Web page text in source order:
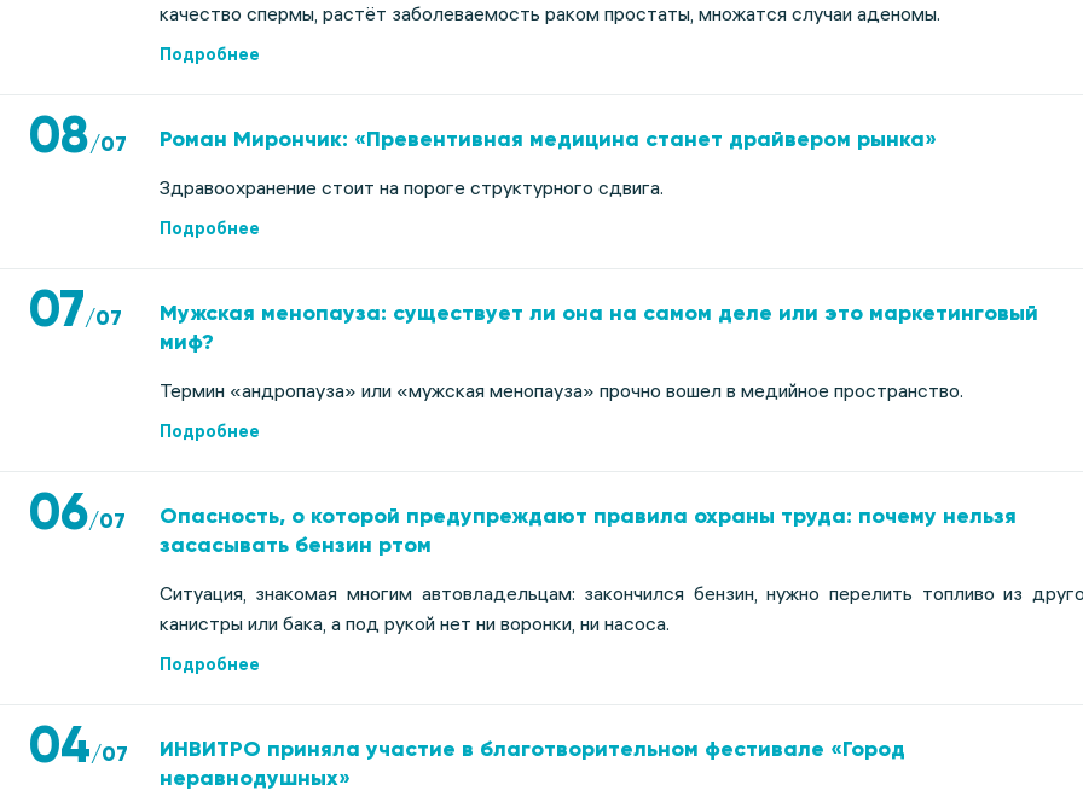
качество спермы, растёт заболеваемость раком простаты, множатся случаи аденомы.
Подробнее
08/07 Роман Мирончик: «Превентивная медицина станет драйвером рынка»
Здравоохранение стоит на пороге структурного сдвига.
Подробнее
07/07
Мужская менопауза: существует ли она на самом деле или это маркетинговый
миф?
Термин «андропауза» или «мужская менопауза» прочно вошел в медийное пространство.
Подробнее
06/07
Опасность, о которой предупреждают правила охраны труда: почему нельзя
засасывать бензин ртом
Cитуация, знакомая многим автовладельцам: закончился бензин, нужно перелить топливо из
канистры или бака, а под рукой нет ни воронки, ни насоса.
Подробнее
04/07
ИНВИТРО приняла участие в благотворительном фестивале «Город
неравнодушных»